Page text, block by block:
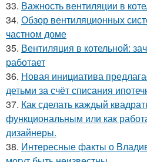
33. Важность вентиляции в
34. Обзор вентиляционных
частном доме
35. Вентиляция в котельной:
работает
36. Новая инициатива
детьми за счёт списания
37. Как сделать каждый
функциональным или как
дизайнеры.
38. Интересные факты о